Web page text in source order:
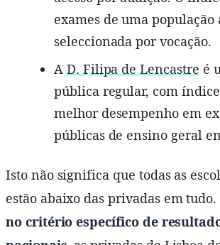
exames de uma população
seleccionada por vocação.
A D. Filipa de Lencastre é
pública regular, com
melhor desempenho em
públicas de ensino geral
Isto não significa que todas as
estão abaixo das privadas em
no critério específico de